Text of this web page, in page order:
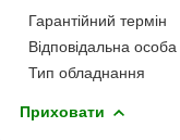
Гарантійний термін
Відповідальна особа
Тип обладнання
Приховати